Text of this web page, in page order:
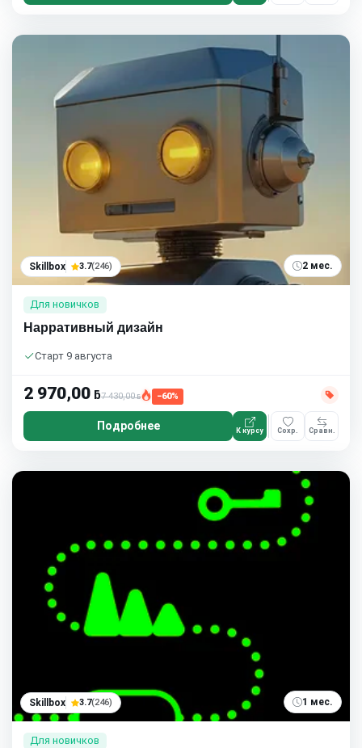
Skillbox 3.7(246) 2 мес.
Для новичков
Нарративный дизайн
Старт 9 августа
2 970,00 ƃ7 430,00ƃ −60%
Подробнее К курсу Сохр. Сравн.
Skillbox 3.7(246) 1 мес.
Для новичков